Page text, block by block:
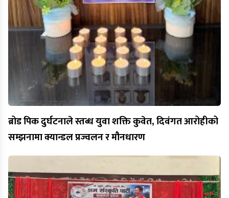
ब्रोड पिक दुर्घटनाले स्तब्ध युवा शक्ति कुवेत, दिवंगत आरोहीको
सम्झनामा क्यान्डल प्रज्वलन र मौनधारण